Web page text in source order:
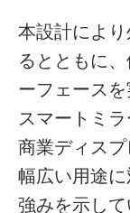
本設計によ
るとともに
ーフェースを
スマートミ
商業ディスプ
幅広い用途
強みを示して